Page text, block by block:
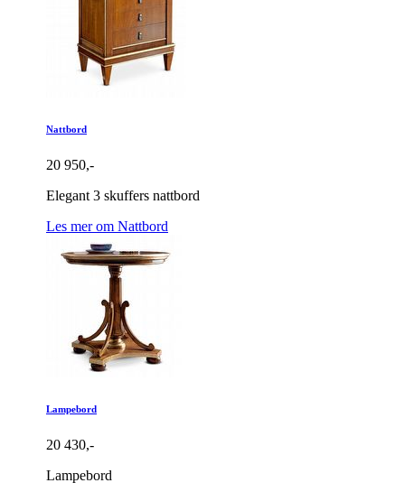
Nattbord
20 950,-
Elegant 3 skuffers nattbord
Les mer om Nattbord
Lampebord
20 430,-
Lampebord